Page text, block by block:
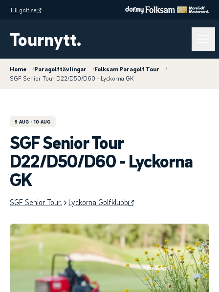
Till golf.se
Tournytt.
Home /Paragolftävlingar /Folksam Paragolf Tour
/
SGF Senior Tour D22/D50/D60 - Lyckorna GK
9 AUG - 10 AUG
SGF Senior Tour
D22/D50/D60 - Lyckorna
GK
SGF Senior Tour. Lyckorna Golfklubb